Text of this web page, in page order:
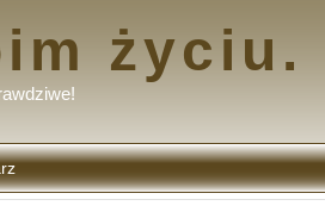
życiu.